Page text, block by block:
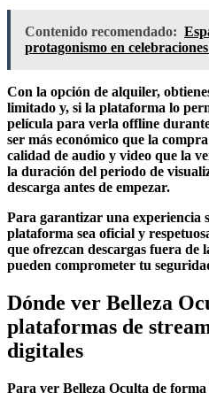
Contenido recomendado:
protagonismo en
Con la opción de alquiler,
limitado y, si la plataforma lo
película para verla offline
ser más económico que la
calidad de audio y video que la
la duración del periodo de
descarga antes de empezar.
Para garantizar una experiencia
plataforma sea oficial y
que ofrezcan descargas fuera de
pueden comprometer tu
Dónde ver Belleza
plataformas de
digitales
Para ver Belleza Oculta de forma